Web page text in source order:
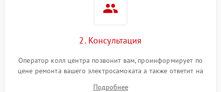
2. Консультация
Оператор колл центра позвонит вам, проинформирует по
цене ремонта вашего электросамоката а также ответит на
Подробнее